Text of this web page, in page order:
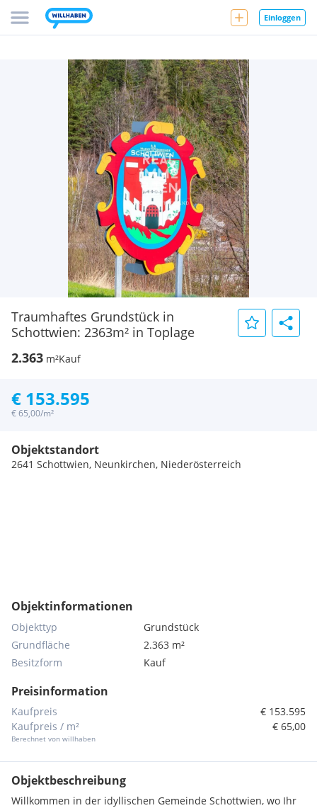
Einloggen
Traumhaftes Grundstück in
Schottwien: 2363m² in Toplage
2.363 m²Kauf
€ 153.595
€ 65,00/m²
Objektstandort
2641 Schottwien, Neunkirchen, Niederösterreich
Objektinformationen
Objekttyp
Grundstück
Grundfläche
2.363 m²
Besitzform
Kauf
Preisinformation
Kaufpreis
€ 153.595
Kaufpreis / m²
Berechnet von willhaben
€ 65,00
Objektbeschreibung
Willkommen in der idyllischen Gemeinde Schottwien, wo Ihr